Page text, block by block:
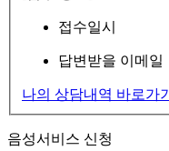
접수일시
답변받을 이메일
나의 상담내역 바로가기
음성서비스 신청